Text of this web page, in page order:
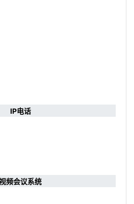
IP电话
频会议系统